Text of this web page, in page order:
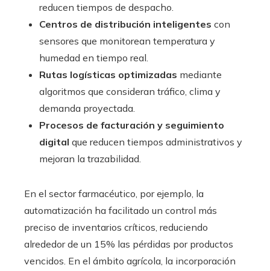
reducen tiempos de despacho.
Centros de distribución inteligentes con
sensores que monitorean temperatura y
humedad en tiempo real.
Rutas logísticas optimizadas mediante
algoritmos que consideran tráfico, clima y
demanda proyectada.
Procesos de facturación y seguimiento
digital que reducen tiempos administrativos y
mejoran la trazabilidad.
En el sector farmacéutico, por ejemplo, la
automatización ha facilitado un control más
preciso de inventarios críticos, reduciendo
alrededor de un 15% las pérdidas por productos
vencidos. En el ámbito agrícola, la incorporación